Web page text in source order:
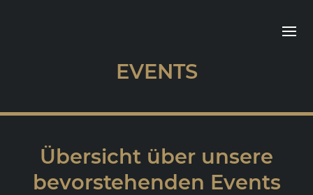
EVENTS
Übersicht über unsere
bevorstehenden Events